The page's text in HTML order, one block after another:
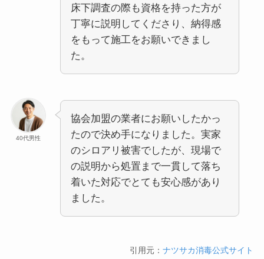
床下調査の際も資格を持った方が
丁寧に説明してくださり、納得感
をもって施工をお願いできまし
た。
40代男性
協会加盟の業者にお願いしたかっ
たので決め手になりました。実家
のシロアリ被害でしたが、現場で
の説明から処置まで一貫して落ち
着いた対応でとても安心感があり
ました。
引用元：ナツサカ消毒公式サイト